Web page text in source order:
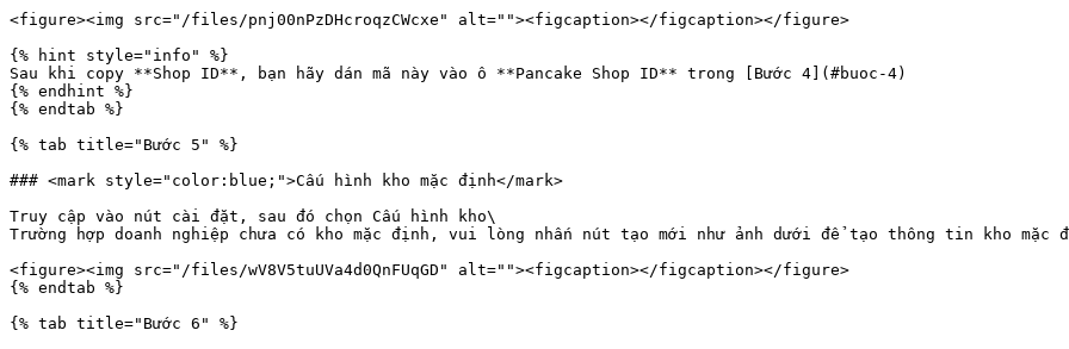
<figure><img src="/files/pnj00nPzDHcroqzCWcxe" alt=""><figcaption></figcaption></figure>
{% hint style="info" %}
Sau khi copy **Shop ID**, bạn hãy dán mã này vào ô **Pancake Shop ID** trong [Bước 4](#buoc-4)
{% endhint %}
{% endtab %}
{% tab title="Bước 5" %}
### <mark style="color:blue;">Cấu hình kho mặc định</mark>
Truy cập vào nút cài đặt, sau đó chọn Cấu hình kho\
Trường hợp doanh nghiệp chưa có kho mặc định, vui lòng nhấn nút tạo mới như ảnh dưới để tạo thông tin kho mặc
<figure><img src="/files/wV8V5tuUVa4d0QnFUqGD" alt=""><figcaption></figcaption></figure>
{% endtab %}
{% tab title="Bước 6" %}